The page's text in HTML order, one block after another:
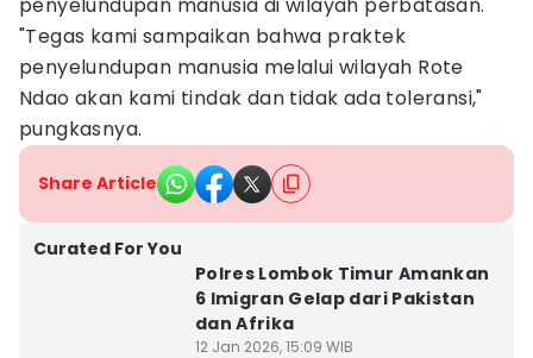
"Tegas kami sampaikan bahwa praktek
penyelundupan manusia melalui wilayah Rote
Ndao akan kami tindak dan tidak ada toleransi,"
pungkasnya.
Share Article
Curated For You
Polres Lombok Timur Amankan
6 Imigran Gelap dari Pakistan
dan Afrika
12 Jan 2026, 15:09 WIB